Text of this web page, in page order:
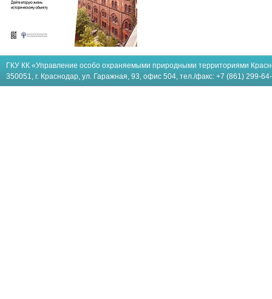
ГКУ КК «Управление особо охраняемыми природными территориями
350051, г. Краснодар, ул. Гаражная, 93, офис 504, тел./факс: +7 (861) 299-